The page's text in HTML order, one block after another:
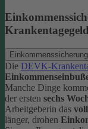
Die DEVK-
Manche Dinge
der ersten sechs
Arbeitgeberin das
länger, drohen